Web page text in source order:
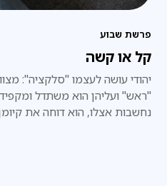
פרשת שבוע
קל או קשה
יהודי עושה לעצמו "סלקציה":
"ראש" ועליהן הוא משתדל
נחשבות אצלו, הוא דוחה את